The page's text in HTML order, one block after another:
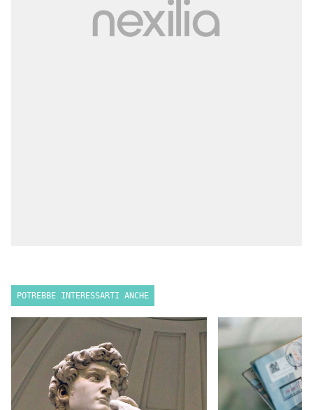
POTREBBE INTERESSARTI ANCHE